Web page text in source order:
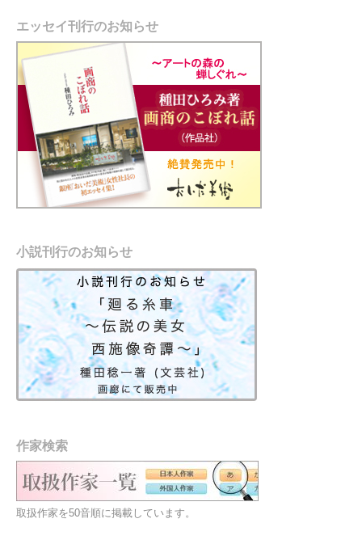
エッセイ刊行のお知らせ
小説刊行のお知らせ
作家検索
取扱作家を50音順に掲載しています。